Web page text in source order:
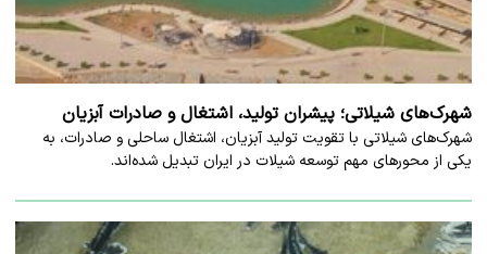
شهرک‌های شیلاتی؛ پیشران تولید، اشتغال و صادرات آبزیان
شهرک‌های شیلاتی با تقویت تولید آبزیان، اشتغال ساحلی و صادرات، به
یکی از محورهای مهم توسعه شیلات در ایران تبدیل شده‌اند.